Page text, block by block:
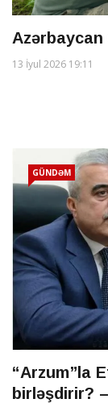
13 İyul 2026 19:11
GÜNDƏM
“Arzum”la
birləşdirir?